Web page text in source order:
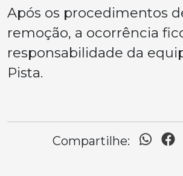
Após os procedimentos
remoção, a ocorrência
responsabilidade da
Pista.
Compartilhe: